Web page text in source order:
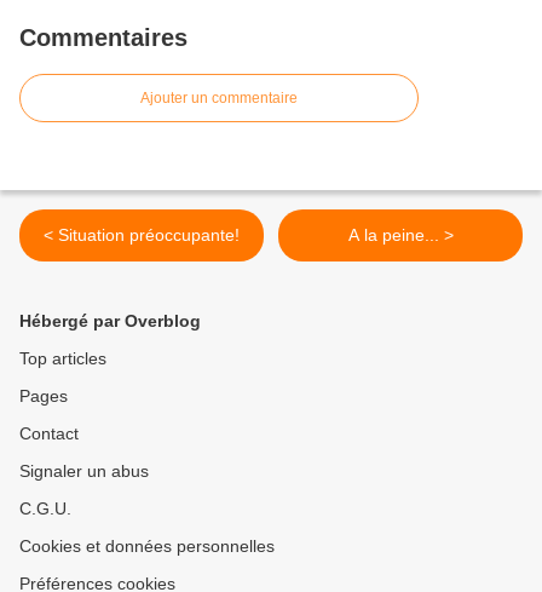
Commentaires
Ajouter un commentaire
< Situation préoccupante! A la peine... >
Hébergé par Overblog
Top articles
Pages
Contact
Signaler un abus
C.G.U.
Cookies et données personnelles
Préférences cookies